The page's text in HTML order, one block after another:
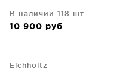
В наличии 118 шт.
10 900 руб
Eichholtz